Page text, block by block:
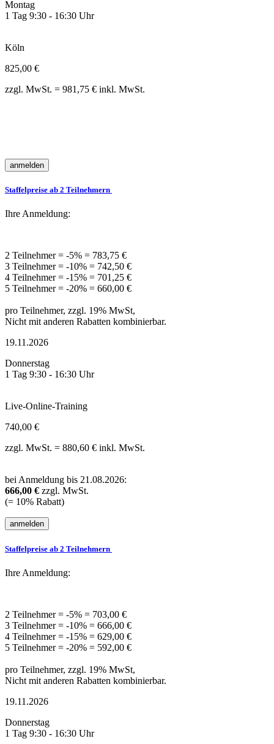
Montag
1 Tag 9:30 - 16:30 Uhr
Köln
825,00 €
zzgl. MwSt. = 981,75 € inkl. MwSt.
Staffelpreise ab 2 Teilnehmern
Ihre Anmeldung:
2 Teilnehmer = -5% = 783,75 €
3 Teilnehmer = -10% = 742,50 €
4 Teilnehmer = -15% = 701,25 €
5 Teilnehmer = -20% = 660,00 €
pro Teilnehmer, zzgl. 19% MwSt,
Nicht mit anderen Rabatten kombinierbar.
19.11.2026
Donnerstag
1 Tag 9:30 - 16:30 Uhr
Live-Online-Training
740,00 €
zzgl. MwSt. = 880,60 € inkl. MwSt.
bei Anmeldung bis 21.08.2026:
666,00 € zzgl. MwSt.
(= 10% Rabatt)
Staffelpreise ab 2 Teilnehmern
Ihre Anmeldung:
2 Teilnehmer = -5% = 703,00 €
3 Teilnehmer = -10% = 666,00 €
4 Teilnehmer = -15% = 629,00 €
5 Teilnehmer = -20% = 592,00 €
pro Teilnehmer, zzgl. 19% MwSt,
Nicht mit anderen Rabatten kombinierbar.
19.11.2026
Donnerstag
1 Tag 9:30 - 16:30 Uhr